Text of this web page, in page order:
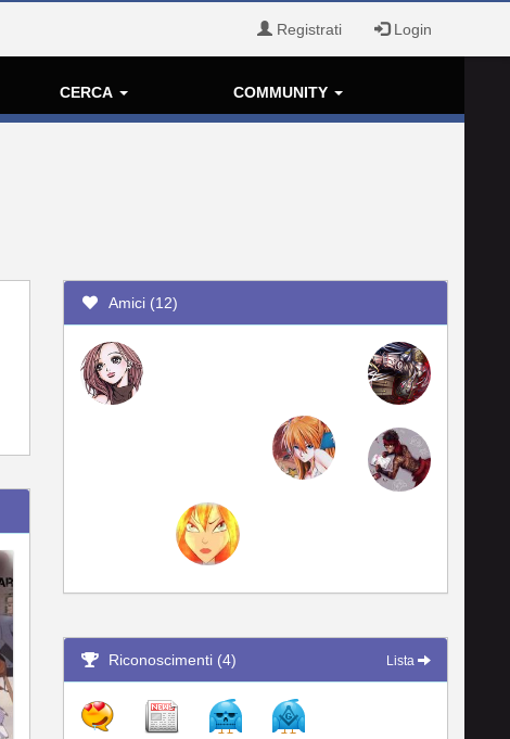
Registrati Login
CERCA COMMUNITY
Amici (12)
Riconoscimenti (4) Lista